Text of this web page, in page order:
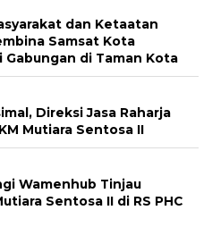
dan Ketaatan
Samsat Kota
Gabungan di Taman Kota
Direksi Jasa Raharja
Mutiara Sentosa II
Wamenhub Tinjau
Sentosa II di RS PHC